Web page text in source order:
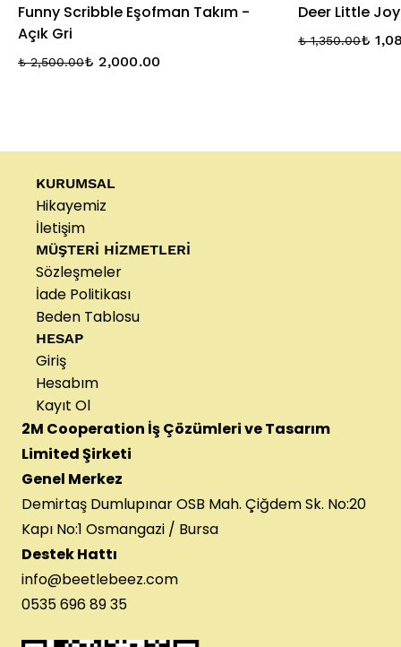
Funny Scribble Eşofman Takım -
Açık Gri
₺ 2,500.00₺ 2,000.00
Deer Little Joy
₺ 1,350.00₺
KURUMSAL
Hikayemiz
İletişim
MÜŞTERİ HİZMETLERİ
Sözleşmeler
İade Politikası
Beden Tablosu
HESAP
Giriş
Hesabım
Kayıt Ol
2M Cooperation İş Çözümleri ve Tasarım
Limited Şirketi
Genel Merkez
Demirtaş Dumlupınar OSB Mah. Çiğdem Sk. No:20
Kapı No:1 Osmangazi / Bursa
Destek Hattı
info@beetlebeez.com
0535 696 89 35